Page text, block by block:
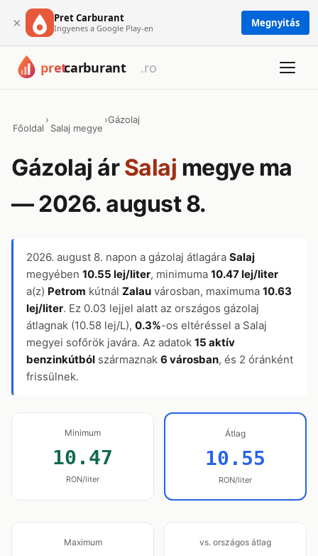
× Pret Carburant
Ingyenes a Google Play-en Megnyitás
Főoldal
›
Salaj megye
›Gázolaj
Gázolaj árSalaj megye ma
— 2026. august 8.
2026. august 8. napon a gázolaj átlagára Salaj
megyében 10.55 lej/liter, minimuma 10.47 lej/liter
a(z) Petrom kútnál Zalau városban, maximuma 10.63
lej/liter. Ez 0.03 lejjel alatt az országos gázolaj
átlagnak (10.58 lej/L), 0.3%-os eltéréssel a Salaj
megyei sofőrök javára. Az adatok 15 aktív
benzinkútból származnak 6 városban, és 2 óránként
frissülnek.
Minimum
10.47
RON/liter
Átlag
10.55
RON/liter
Maximum vs. országos átlag